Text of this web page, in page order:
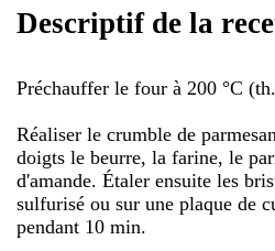
Descriptif de la
Préchauffer le four à 200 °C
Réaliser le crumble de
doigts le beurre, la farine, le
d'amande. Étaler ensuite les
sulfurisé ou sur une plaque de
pendant 10 min.